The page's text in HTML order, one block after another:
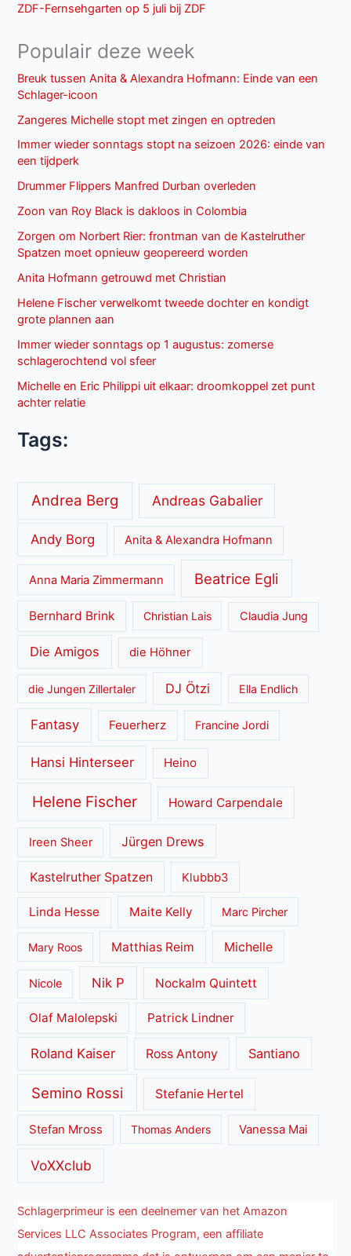
ZDF-Fernsehgarten op 5 juli bij ZDF
Populair deze week
Breuk tussen Anita & Alexandra Hofmann: Einde van een
Schlager-icoon
Zangeres Michelle stopt met zingen en optreden
Immer wieder sonntags stopt na seizoen 2026: einde van
een tijdperk
Drummer Flippers Manfred Durban overleden
Zoon van Roy Black is dakloos in Colombia
Zorgen om Norbert Rier: frontman van de Kastelruther
Spatzen moet opnieuw geopereerd worden
Anita Hofmann getrouwd met Christian
Helene Fischer verwelkomt tweede dochter en kondigt
grote plannen aan
Immer wieder sonntags op 1 augustus: zomerse
schlagerochtend vol sfeer
Michelle en Eric Philippi uit elkaar: droomkoppel zet punt
achter relatie
Tags:
Andrea Berg Andreas Gabalier
Andy Borg Anita & Alexandra Hofmann
Anna Maria Zimmermann Beatrice Egli
Bernhard Brink Christian Lais Claudia Jung
Die Amigos die Höhner
die Jungen Zillertaler DJ Ötzi Ella Endlich
Fantasy Feuerherz Francine Jordi
Hansi Hinterseer Heino
Helene Fischer Howard Carpendale
Ireen Sheer Jürgen Drews
Kastelruther Spatzen Klubbb3
Linda Hesse Maite Kelly Marc Pircher
Mary Roos Matthias Reim Michelle
Nicole Nik P Nockalm Quintett
Olaf Malolepski Patrick Lindner
Roland Kaiser Ross Antony Santiano
Semino Rossi Stefanie Hertel
Stefan Mross Thomas Anders Vanessa Mai
VoXXclub
Schlagerprimeur is een deelnemer van het Amazon
Services LLC Associates Program, een affiliate